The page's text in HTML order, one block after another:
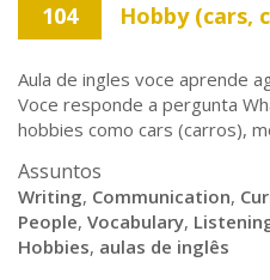
104 Hobby (cars,
Aula de ingles voce aprende
Voce responde a pergunta
hobbies como cars (carros),
Assuntos
Writing, Communication,
People, Vocabulary,
Hobbies, aulas de inglês